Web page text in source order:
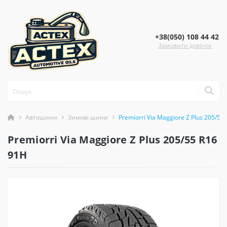
+38(050) 108 44 42
Замовити дзвінок
Автошини Зимові шини Premiorri Via Maggiore Z Plus 205/55
Premiorri Via Maggiore Z Plus 205/55 R16
91H